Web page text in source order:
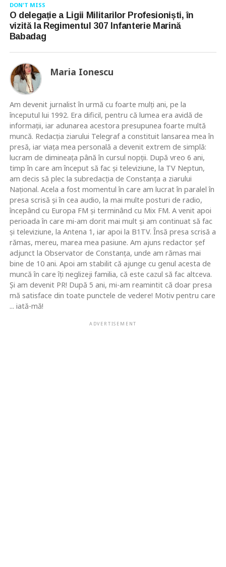
DON'T MISS
O delegație a Ligii Militarilor Profesioniști, în
vizită la Regimentul 307 Infanterie Marină
Babadag
Maria Ionescu
Am devenit jurnalist în urmă cu foarte mulţi ani, pe la
începutul lui 1992. Era dificil, pentru că lumea era avidă de
informaţii, iar adunarea acestora presupunea foarte multă
muncă. Redacţia ziarului Telegraf a constituit lansarea mea în
presă, iar viaţa mea personală a devenit extrem de simplă:
lucram de dimineaţa până în cursul nopţii. După vreo 6 ani,
timp în care am început să fac şi televiziune, la TV Neptun,
am decis să plec la subredacţia de Constanţa a ziarului
Naţional. Acela a fost momentul în care am lucrat în paralel în
presa scrisă şi în cea audio, la mai multe posturi de radio,
începând cu Europa FM şi terminând cu Mix FM. A venit apoi
perioada în care mi-am dorit mai mult şi am continuat să fac
şi televiziune, la Antena 1, iar apoi la B1TV. Însă presa scrisă a
rămas, mereu, marea mea pasiune. Am ajuns redactor şef
adjunct la Observator de Constanţa, unde am rămas mai
bine de 10 ani. Apoi am stabilit că ajunge cu genul acesta de
muncă în care îţi neglizeji familia, că este cazul să fac altceva.
Şi am devenit PR! După 5 ani, mi-am reamintit că doar presa
mă satisface din toate punctele de vedere! Motiv pentru care
... iată-mă!
ADVERTISEMENT